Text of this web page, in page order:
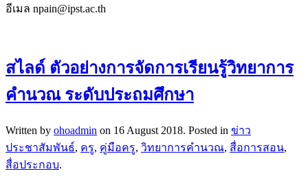
อีเมล npain@ipst.ac.th
สไลด์ ตัวอย่างการจัดการเรียนรู้วิทยาการ
คำนวณ ระดับประถมศึกษา
Written by ohoadmin on 16 August 2018. Posted in ข่าว
ประชาสัมพันธ์, ครู, คู่มือครู, วิทยาการคำนวณ, สื่อการสอน,
สื่อประกอบ.